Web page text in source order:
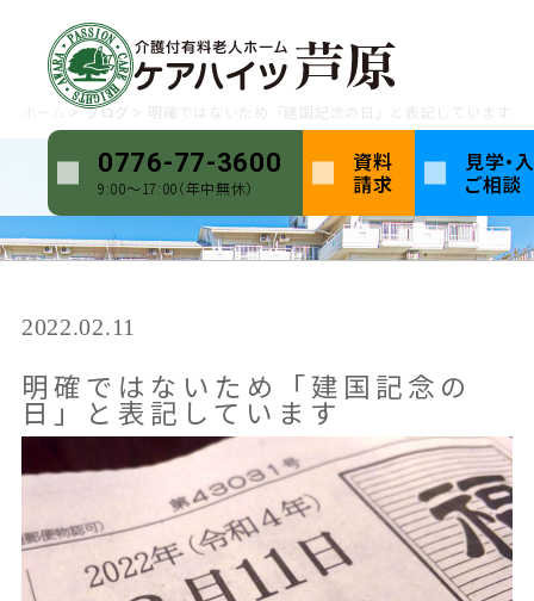
0776-77-3600
9:00〜17:00（年中無休）
資料
請求
見学・
ご相談
ブログ
2022.02.11
明確ではないため「建国記念の
日」と表記しています